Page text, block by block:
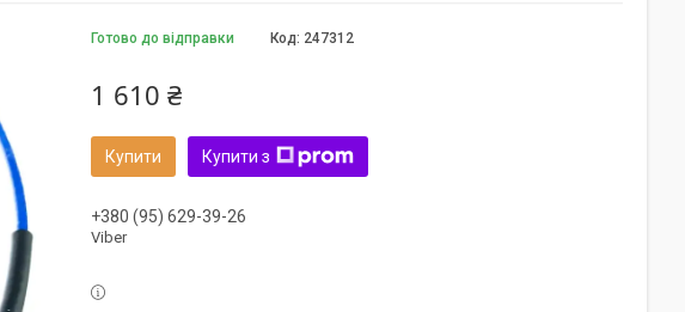
Готово до відправки Код: 247312
1 610 ₴
Купити Купити з
+380 (95) 629-39-26
Viber